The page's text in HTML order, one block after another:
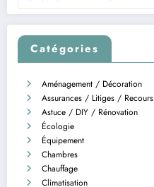
Catégories
Aménagement / Décoration
Assurances / Litiges / Recours
Astuce / DIY / Rénovation
Écologie
Équipement
Chambres
Chauffage
Climatisation